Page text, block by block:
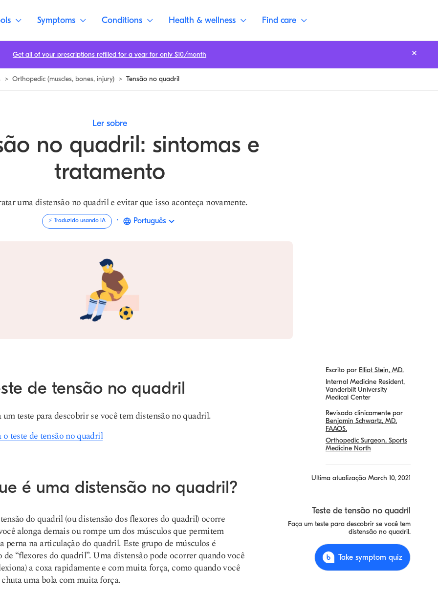
Symptoms Conditions Health & wellness Find care
> Orthopedic (muscles, bones, injury) > Tensão no quadril
Ler sobre
no quadril: sintomas e
tratamento
uma distensão no quadril e evitar que isso aconteça novamente.
⚡️ Traduzido usando IA · Português
Escrito por Elliot Stein, MD.
Internal Medicine Resident,
Vanderbilt University
Medical Center
Revisado clinicamente por
Benjamin Schwartz, MD,
FAAOS.
Orthopedic Surgeon, Sports
Medicine North
Ultima atualização March 10, 2021
Teste de tensão no quadril
Faça um teste para descobrir se você tem
distensão no quadril.
Take symptom quiz
de tensão no quadril
um teste para descobrir se você tem distensão no quadril.
o teste de tensão no quadril
é uma distensão no quadril?
do quadril (ou distensão dos flexores do quadril) ocorre
alonga demais ou rompe um dos músculos que permitem
perna na articulação do quadril. Este grupo de músculos é
de “flexores do quadril”. Uma distensão pode ocorrer quando você
a coxa rapidamente e com muita força, como quando você
uma bola com muita força.
Get all of your prescriptions refilled for a year for only $10/month